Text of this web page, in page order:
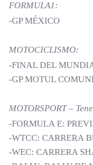
FORMULA1:
-GP MÉXICO
MOTOCICLISMO:
-FINAL DEL
-GP MOTUL
MOTORSPORT –
-FORMULA E:
-WTCC: CARRERA
-WEC: CARRERA